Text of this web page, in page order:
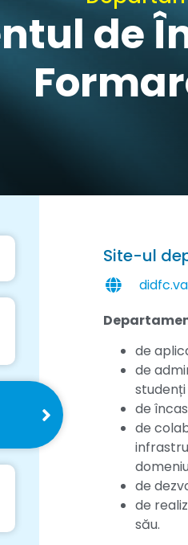
de
Site-ul
de
de
de
de
de
de
său.